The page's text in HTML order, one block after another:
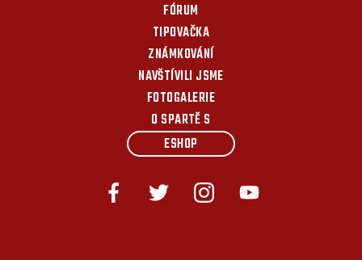
FÓRUM
TIPOVAČKA
ZNÁMKOVÁNÍ
NAVŠTÍVILI JSME
FOTOGALERIE
O SPARTĚ S
ESHOP